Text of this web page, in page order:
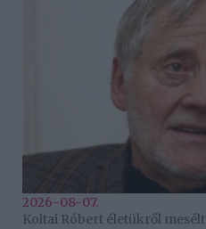
2026-08-07.
Koltai Róbert életükről mesélt